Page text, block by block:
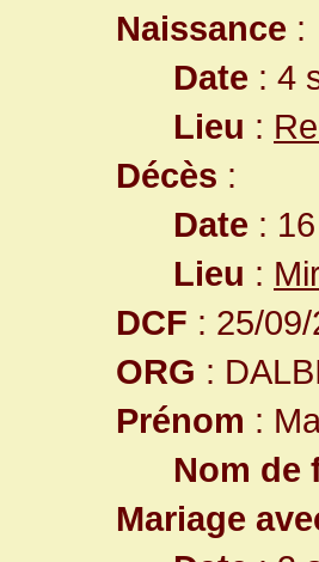
Naissance :
Date : 4
Lieu :
Décès :
Date :
Lieu :
DCF : 25/
ORG :
Prénom :
Nom de
Mariage